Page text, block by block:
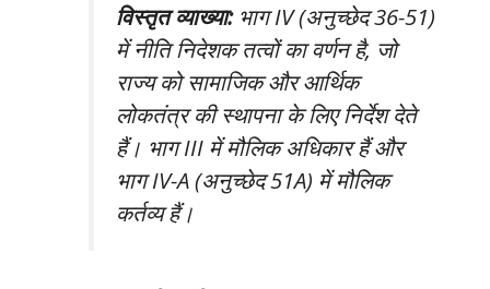
विस्तृत व्याख्या:भाग IV (अनुच्छेद 36-51)
में नीति निदेशक तत्वों का वर्णन है, जो
राज्य को सामाजिक और आर्थिक
लोकतंत्र की स्थापना के लिए निर्देश देते
हैं। भाग III में मौलिक अधिकार हैं और
भाग IV-A (अनुच्छेद 51A) में मौलिक
कर्तव्य हैं।